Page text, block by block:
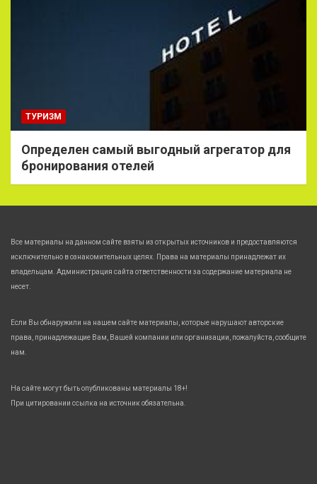
ТУРИЗМ
Определен самый выгодный агрегатор для
бронирования отелей
Все материалы на данном сайте взяты из открытых источников и предоставляются
исключительно в ознакомительных целях. Права на материалы принадлежат их
владельцам. Администрация сайта ответственности за содержание материала не
несет.
Если Вы обнаружили на нашем сайте материалы, которые нарушают авторские
права, принадлежащие Вам, Вашей компании или организации, пожалуйста, сообщите
нам.
На сайте могут быть опубликованы материалы 18+!
При цитировании ссылка на источник обязательна.